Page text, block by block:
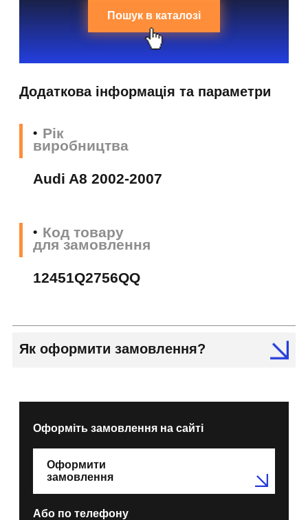
Пошук в каталозі
Додаткова інформація та параметри
Рік
виробництва
Audi A8 2002-2007
Код товару
для замовлення
12451Q2756QQ
Як оформити замовлення?
Оформіть замовлення на сайті
Оформити
замовлення
Або по телефону